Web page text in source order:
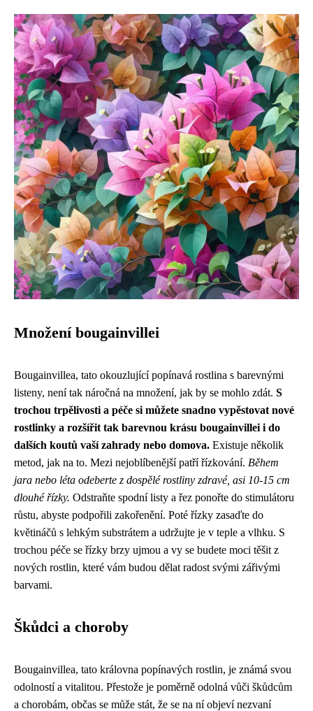
Množení bougainvillei
Bougainvillea, tato okouzlující popínavá rostlina s barevnými
listeny, není tak náročná na množení, jak by se mohlo zdát. S
trochou trpělivosti a péče si můžete snadno vypěstovat nové
rostlinky a rozšířit tak barevnou krásu bougainvillei i do
dalších koutů vaší zahrady nebo domova. Existuje několik
metod, jak na to. Mezi nejoblíbenější patří řízkování. Během
jara nebo léta odeberte z dospělé rostliny zdravé, asi 10-15 cm
dlouhé řízky. Odstraňte spodní listy a řez ponořte do stimulátoru
růstu, abyste podpořili zakořenění. Poté řízky zasaďte do
květináčů s lehkým substrátem a udržujte je v teple a vlhku. S
trochou péče se řízky brzy ujmou a vy se budete moci těšit z
nových rostlin, které vám budou dělat radost svými zářivými
barvami.
Škůdci a choroby
Bougainvillea, tato královna popínavých rostlin, je známá svou
odolností a vitalitou. Přestože je poměrně odolná vůči škůdcům
a chorobám, občas se může stát, že se na ní objeví nezvaní